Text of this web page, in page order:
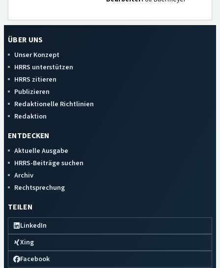
ÜBER UNS
Unser Konzept
HRRS unterstützen
HRRS zitieren
Publizieren
Redaktionelle Richtlinien
Redaktion
ENTDECKEN
Aktuelle Ausgabe
HRRS-Beiträge suchen
Archiv
Rechtsprechung
TEILEN
LinkedIn
Xing
Facebook